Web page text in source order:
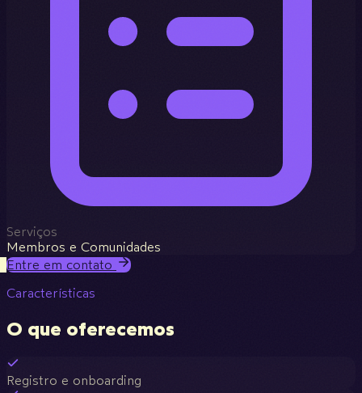
Serviços
Membros e Comunidades
Entre em contato
Características
O que oferecemos
Registro e onboarding